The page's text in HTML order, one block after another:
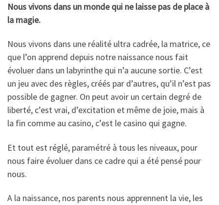
Nous vivons dans un monde qui ne laisse pas de place à
la magie.
Nous vivons dans une réalité ultra cadrée, la matrice, ce
que l’on apprend depuis notre naissance nous fait
évoluer dans un labyrinthe qui n’a aucune sortie. C’est
un jeu avec des règles, créés par d’autres, qu’il n’est pas
possible de gagner. On peut avoir un certain degré de
liberté, c’est vrai, d’excitation et même de joie, mais à
la fin comme au casino, c’est le casino qui gagne.
Et tout est réglé, paramétré à tous les niveaux, pour
nous faire évoluer dans ce cadre qui a été pensé pour
nous.
A la naissance, nos parents nous apprennent la vie, les